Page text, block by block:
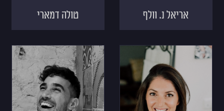
אריאל נ. וולף טולה דמארי